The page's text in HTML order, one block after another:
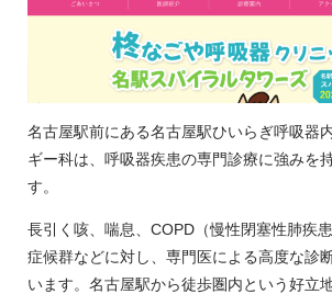
名古屋駅前にある名古屋駅ひいらぎ呼吸器
ギー科は、呼吸器疾患の専門診療に強みを
す。
長引く咳、喘息、COPD（慢性閉塞性肺疾
症候群などに対し、専門医による高度な診
います。名古屋駅から徒歩圏内という好立